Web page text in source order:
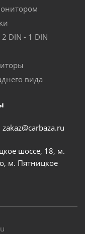
DIN - 1 DIN
вида
zakaz@carbaza.ru
шоссе, 18, м.
м. Пятницкое